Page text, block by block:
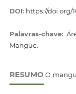
DOI: https://doi.org/
Palavras-chave:
Mangue.
RESUMO O